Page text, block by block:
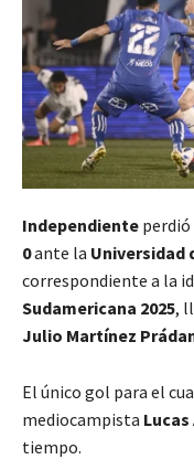
Independiente
0ante la Universidad
correspondiente a la
Sudamericana 2025,
Julio Martínez
El único gol para el
mediocampista Lucas
tiempo.